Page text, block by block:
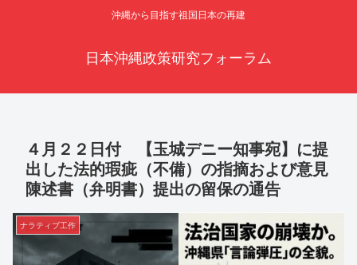
沖縄から目指す祖国日本の再建
日本沖縄政策研究フォーラム
４月２２日付 【玉城デニー知事宛】に提
出した法的瑕疵（不備）の指摘および意見
陳述書（弁明書）提出の留保の通告
ナラティブ工作